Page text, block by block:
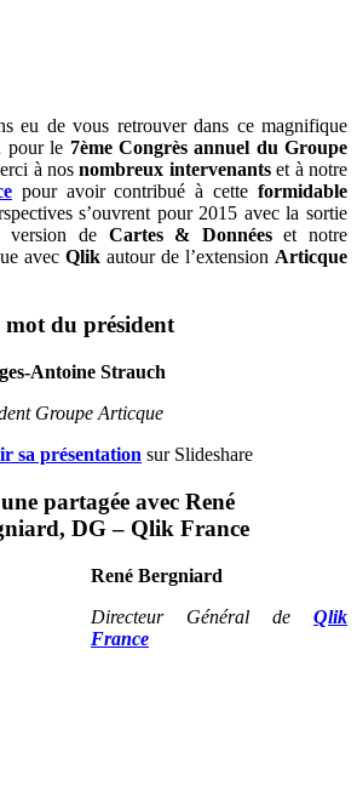
eu de vous retrouver dans ce magnifique
pour le 7ème Congrès annuel du Groupe
à nosnombreux intervenantset à notre
pour avoir contribué à cette formidable
s’ouvrent pour 2015 avec la sortie
version de Cartes & Donnéeset notre
avec Qlik autour de l’extension Articque
du président
Antoine Strauch
Groupe Articque
sa présentation sur Slideshare
partagée avec René
DG – Qlik France
René Bergniard
Directeur Général de Qlik
France